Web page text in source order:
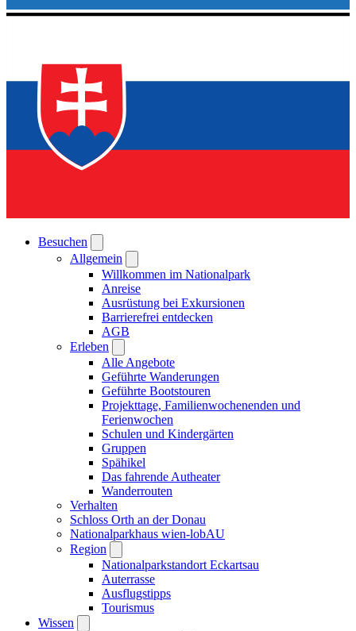
Besuchen
Allgemein
Willkommen im Nationalpark
Anreise
Ausrüstung bei Exkursionen
Barrierefrei entdecken
AGB
Erleben
Alle Angebote
Geführte Wanderungen
Geführte Bootstouren
Projekttage, Familienwochenenden und
Ferienwochen
Schulen und Kindergärten
Gruppen
Spähikel
Das fahrende Autheater
Wanderrouten
Verhalten
Schloss Orth an der Donau
Nationalparkhaus wien-lobAU
Region
Nationalparkstandort Eckartsau
Auterrasse
Ausflugstipps
Tourismus
Wissen